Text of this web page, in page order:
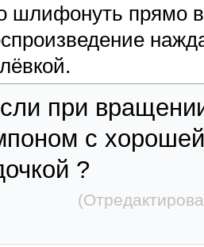
шлифонуть прямо
при
с
?